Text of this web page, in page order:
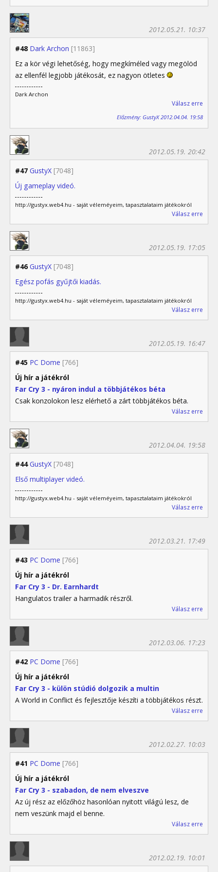
#48 Dark Archon [11863]
2012.05.21. 10:37
Ez a kör végi lehetőség, hogy megkíméled vagy megölöd
az ellenfél legjobb játékosát, ez nagyon ötletes
Dark Archon
Válasz erre
Előzmény: GustyX 2012.04.04. 19:58
#47 GustyX [7048]
2012.05.19. 20:42
Új gameplay videó.
http://gustyx.web4.hu - saját véleméyeim, tapasztalataim játékokról
Válasz erre
#46 GustyX [7048]
2012.05.19. 17:05
Egész pofás gyűjtői kiadás.
http://gustyx.web4.hu - saját véleméyeim, tapasztalataim játékokról
Válasz erre
#45 PC Dome [766]
2012.05.19. 16:47
Új hír a játékról
Far Cry 3 - nyáron indul a többjátékos béta
Csak konzolokon lesz elérhető a zárt többjátékos béta.
Válasz erre
#44 GustyX [7048]
2012.04.04. 19:58
Első multiplayer videó.
http://gustyx.web4.hu - saját véleméyeim, tapasztalataim játékokról
Válasz erre
#43 PC Dome [766]
2012.03.21. 17:49
Új hír a játékról
Far Cry 3 - Dr. Earnhardt
Hangulatos trailer a harmadik részről.
Válasz erre
#42 PC Dome [766]
2012.03.06. 17:23
Új hír a játékról
Far Cry 3 - külön stúdió dolgozik a multin
A World in Conflict és fejlesztője készíti a többjátékos részt.
Válasz erre
#41 PC Dome [766]
2012.02.27. 10:03
Új hír a játékról
Far Cry 3 - szabadon, de nem elveszve
Az új rész az előzőhöz hasonlóan nyitott világú lesz, de
nem veszünk majd el benne.
Válasz erre
2012.02.19. 10:01